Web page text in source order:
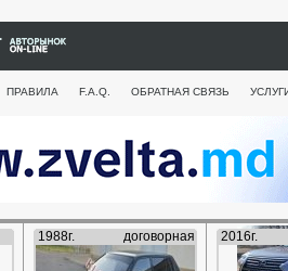
ПРАВИЛА F.A.Q. ОБРАТНАЯ СВЯЗЬ
1988г. договорная 2016г.